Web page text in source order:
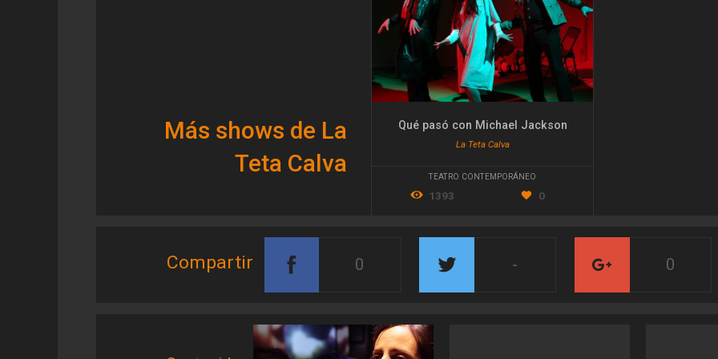
Más shows de La
Teta Calva
Qué pasó con Michael Jackson
La Teta Calva
TEATRO CONTEMPORÁNEO
1393 0
Compartir 0 - 0